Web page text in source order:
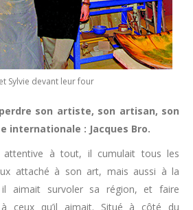
Sylvie devant leur four
son artiste, son artisan, son
internationale : Jacques Bro.
attentive à tout, il cumulait tous les
attaché à son art, mais aussi à la
il aimait survoler sa région, et faire
ceux qu’il aimait. Situé à côté du